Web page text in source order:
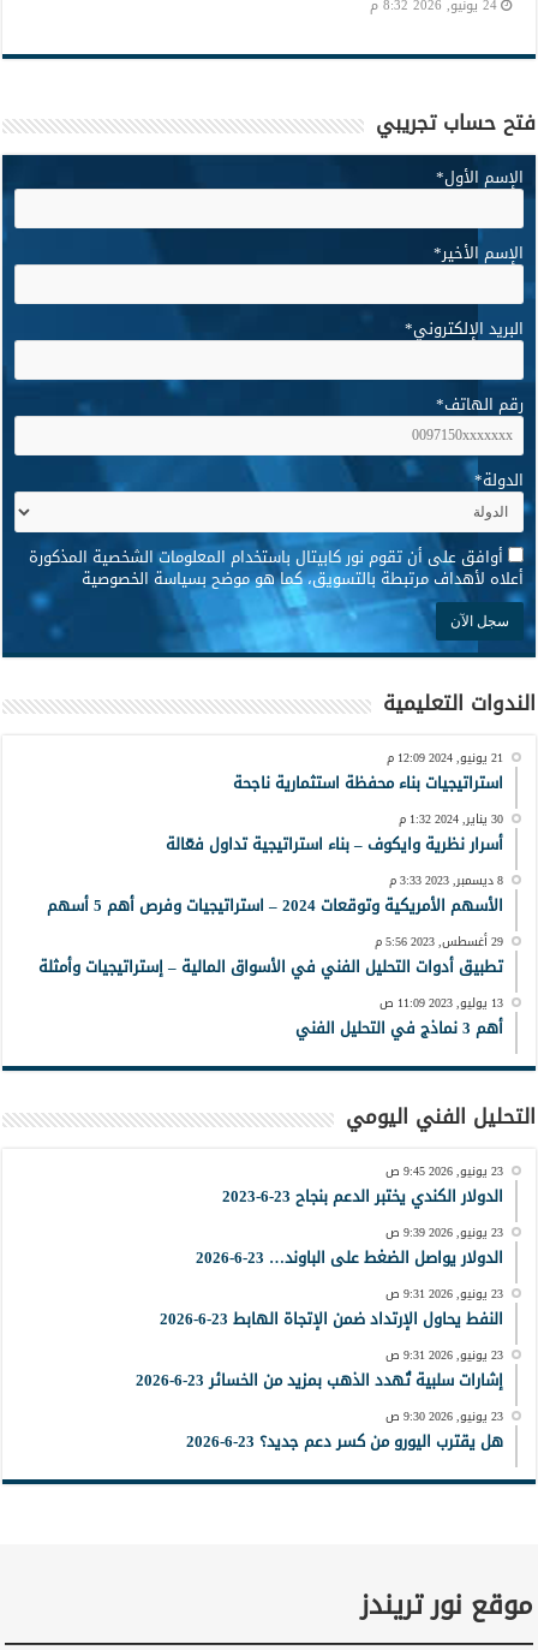
24 يونيو, 2026 8:32 م
فتح حساب تجريبي
الإسم الأول*
الإسم الأخير*
البريد الإلكتروني*
رقم الهاتف*
الدولة*
* أوافق على أن تقوم نور كابيتال باستخدام المعلومات الشخصية المذكورة
أعلاه لأهداف مرتبطة بالتسويق، كما هو موضح بسياسة الخصوصية
الندوات التعليمية
21 يونيو, 2024 12:09 م
استراتيجيات بناء محفظة استثمارية ناجحة
30 يناير, 2024 1:32 م
أسرار نظرية وايكوف – بناء استراتيجية تداول فعّالة
8 ديسمبر, 2023 3:33 م
الأسهم الأمريكية وتوقعات 2024 – استراتيجيات وفرص أهم 5 أسهم
29 أغسطس, 2023 5:56 م
تطبيق أدوات التحليل الفني في الأسواق المالية – إستراتيجيات وأمثلة
13 يوليو, 2023 11:09 ص
أهم 3 نماذج في التحليل الفني
التحليل الفني اليومي
23 يونيو, 2026 9:45 ص
الدولار الكندي يختبر الدعم بنجاح 23-6-2023
23 يونيو, 2026 9:39 ص
الدولار يواصل الضغط على الباوند… 23-6-2026
23 يونيو, 2026 9:31 ص
النفط يحاول الإرتداد ضمن الإتجاة الهابط 23-6-2026
23 يونيو, 2026 9:31 ص
إشارات سلبية تُهدد الذهب بمزيد من الخسائر 23-6-2026
23 يونيو, 2026 9:30 ص
هل يقترب اليورو من كسر دعم جديد؟ 23-6-2026
موقع نور تريندز